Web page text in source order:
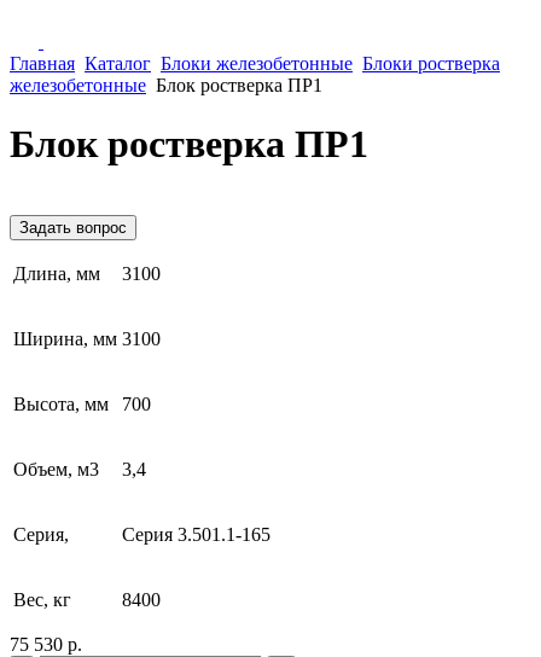
Главная Каталог Блоки железобетонные Блоки ростверка
железобетонные Блок ростверка ПР1
Блок ростверка ПР1
Задать вопрос
Длина, мм 3100
Ширина, мм 3100
Высота, мм 700
Объем, м3 3,4
Серия, Серия 3.501.1-165
Вес, кг 8400
75 530 р.